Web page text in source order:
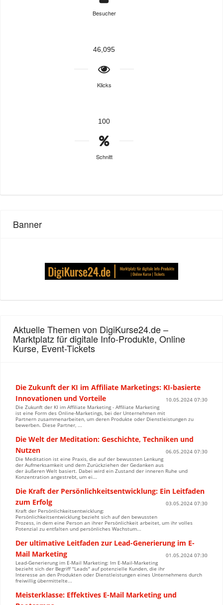
Besucher
46,095
Klicks
100
Schnitt
Banner
Aktuelle Themen von DigiKurse24.de –
Marktplatz für digitale Info-Produkte, Online
Kurse, Event-Tickets
Die Zukunft der KI im Affiliate Marketings: KI-basierte
Innovationen und Vorteile
10.05.2024 07:30
Die Zukunft der KI im Affiliate Marketing - Affiliate Marketing
ist eine Form des Online-Marketings, bei der Unternehmen mit
Partnern zusammenarbeiten, um deren Produkte oder Dienstleistungen zu
bewerben. Diese Partner, ...
Die Welt der Meditation: Geschichte, Techniken und
Nutzen
06.05.2024 07:30
Die Meditation ist eine Praxis, die auf der bewussten Lenkung
der Aufmerksamkeit und dem Zurückziehen der Gedanken aus
der äußeren Welt basiert. Dabei wird ein Zustand der inneren Ruhe und
Konzentration angestrebt, um ei...
Die Kraft der Persönlichkeitsentwicklung: Ein Leitfaden
zum Erfolg
03.05.2024 07:30
Kraft der Persönlichkeitsentwicklung:
Persönlichkeitsentwicklung bezieht sich auf den bewussten
Prozess, in dem eine Person an ihrer Persönlichkeit arbeitet, um ihr volles
Potenzial zu entfalten und persönliches Wachstum...
Der ultimative Leitfaden zur Lead-Generierung im E-
Mail Marketing
01.05.2024 07:30
Lead-Generierung im E-Mail Marketing: Im E-Mail-Marketing
bezieht sich der Begriff "Leads" auf potenzielle Kunden, die ihr
Interesse an den Produkten oder Dienstleistungen eines Unternehmens durch
freiwillig übermittelte...
Meisterklasse: Effektives E-Mail Marketing und